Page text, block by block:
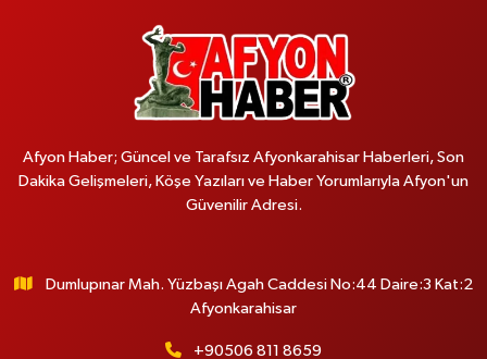
Afyon Haber; Güncel ve Tarafsız Afyonkarahisar Haberleri, Son
Dakika Gelişmeleri, Köşe Yazıları ve Haber Yorumlarıyla Afyon'un
Güvenilir Adresi.
Dumlupınar Mah. Yüzbaşı Agah Caddesi No:44 Daire:3 Kat:2
Afyonkarahisar
+90506 811 8659